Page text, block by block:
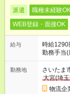
派遣 職種未経験
WEB登録・面接OK
給与
時給
勤務手当
勤務地
さいたま
大宮(埼
物流企